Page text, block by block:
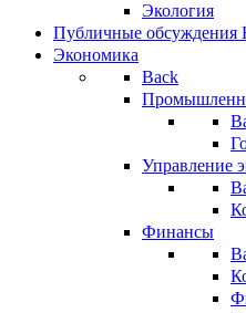
Экология
Публичные
Экономика
Back
Управление
Финансы